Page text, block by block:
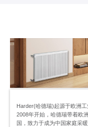
Harder(哈德瑞)起源于欧洲
2008年开始，哈德瑞带着欧
国，致力于成为中国家庭采